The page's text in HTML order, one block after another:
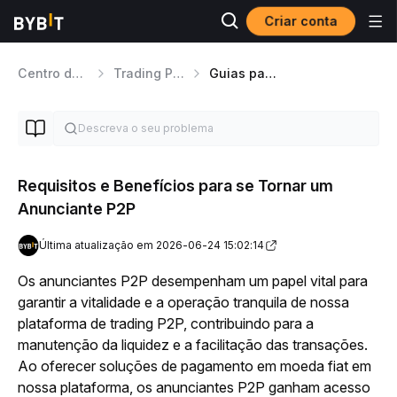
Criar conta
Centro de ajuda Trading P2P Guias para anunciantes P2P
Requisitos e Benefícios para se Tornar um
Anunciante P2P
Última atualização em 2026-06-24 15:02:14
Os anunciantes P2P desempenham um papel vital para
garantir a vitalidade e a operação tranquila de nossa
plataforma de trading P2P, contribuindo para a
manutenção da liquidez e a facilitação das transações.
Ao oferecer soluções de pagamento em moeda fiat em
nossa plataforma, os anunciantes P2P ganham acesso